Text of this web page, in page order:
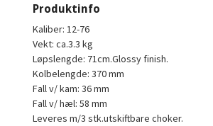
Produktinfo
Kaliber: 12-76
Vekt: ca.3.3 kg
Løpslengde: 71cm.Glossy finish.
Kolbelengde: 370 mm
Fall v/ kam: 36 mm
Fall v/ hæl: 58 mm
Leveres m/3 stk.utskiftbare choker.